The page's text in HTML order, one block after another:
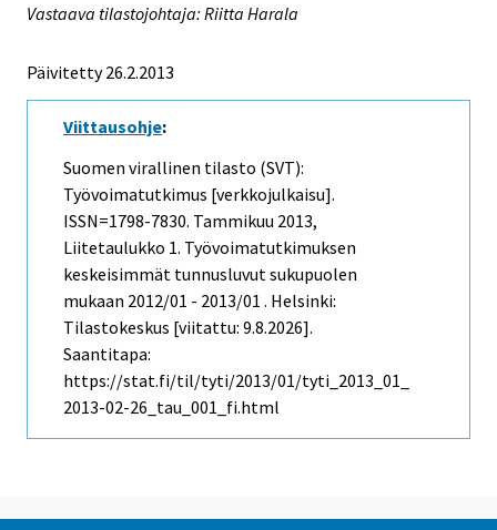
Vastaava tilastojohtaja: Riitta Harala
Päivitetty 26.2.2013
Viittausohje:
Suomen virallinen tilasto (SVT):
Työvoimatutkimus [verkkojulkaisu].
ISSN=1798-7830. Tammikuu 2013,
Liitetaulukko 1. Työvoimatutkimuksen
keskeisimmät tunnusluvut sukupuolen
mukaan 2012/01 - 2013/01 . Helsinki:
Tilastokeskus [viitattu: 9.8.2026].
Saantitapa:
https://stat.fi/til/tyti/2013/01/tyti_2013_01_
2013-02-26_tau_001_fi.html